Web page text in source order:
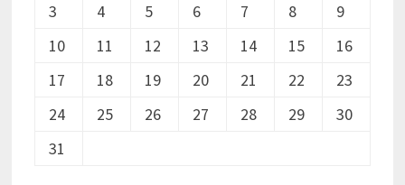
3
4 5 6 7 8
9
10
11 12 13 14 15
16
17
18 19 20 21 22
23
24
25 26 27 28 29
30
31